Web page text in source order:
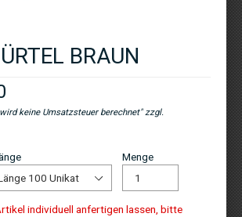
BRAUN
keine Umsatzsteuer berechnet" zzgl.
Menge
individuell anfertigen lassen, bitte